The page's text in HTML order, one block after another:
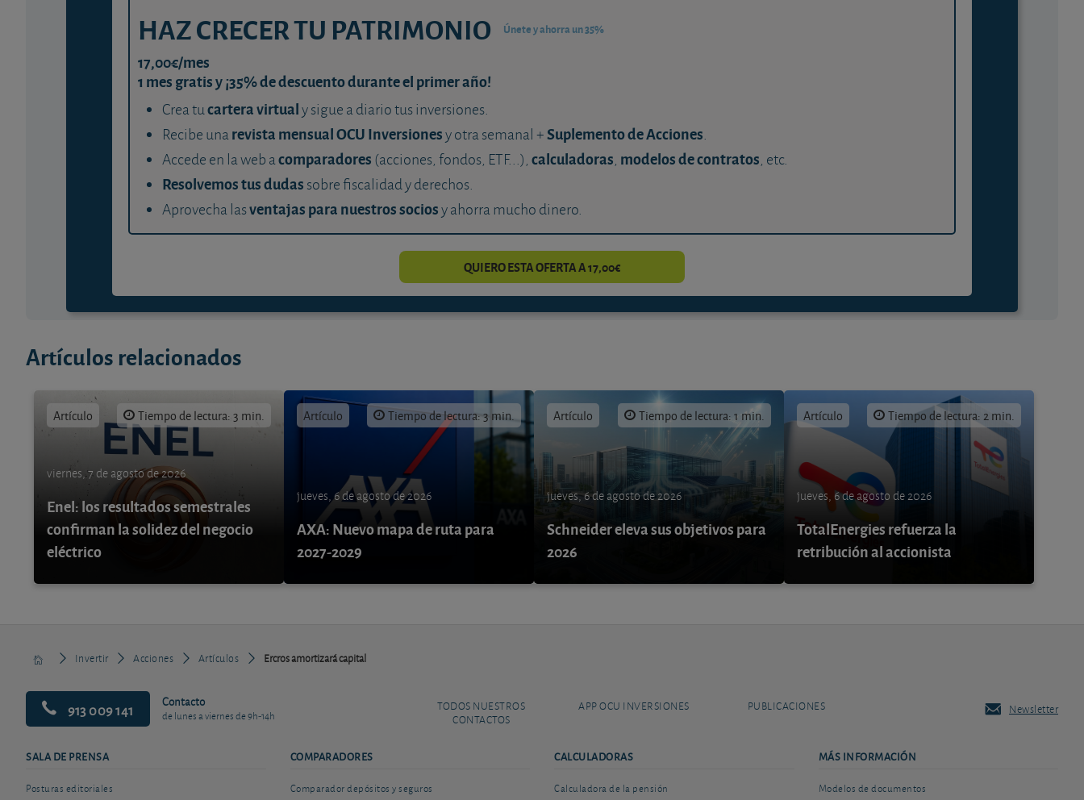
HAZ CRECER TU PATRIMONIO Únete y ahorra un 35%
17,00€/mes
1 mes gratis y ¡35% de descuento durante el primer año!
Crea tucartera virtualy sigue a diario tus inversiones.
Recibe unarevista mensual OCU Inversionesy otra semanal +Suplemento de Acciones.
Accede en la web acomparadores (acciones, fondos, ETF...), calculadoras, modelos de contratos, etc.
Resolvemos tus dudas sobre fiscalidad y derechos.
Aprovecha lasventajas para nuestros sociosy ahorra mucho dinero.
QUIERO ESTA OFERTA A 17,00€
Artículos relacionados
Artículo Tiempo de lectura: 3 min.
viernes, 7 de agosto de 2026
Enel: los resultados semestrales
confirman la solidez del negocio
eléctrico
Artículo Tiempo de lectura: 3 min.
jueves, 6 de agosto de 2026
AXA: Nuevo mapa de ruta para
2027-2029
Artículo Tiempo de lectura: 1 min.
jueves, 6 de agosto de 2026
Schneider eleva sus objetivos para
2026
Artículo Tiempo de lectura: 2 min.
jueves, 6 de agosto de 2026
TotalEnergies refuerza la
retribución al accionista
Invertir Acciones Artículos Ercros amortizará capital
913 009 141 Contacto
de lunes a viernes de 9h-14h
TODOS NUESTROS
CONTACTOS
APP OCU INVERSIONES PUBLICACIONES Newsletter
SALA DE PRENSA
Posturas editoriales
COMPARADORES
Comparador depósitos y seguros
CALCULADORAS
Calculadora de la pensión
MÁS INFORMACIÓN
Modelos de documentos